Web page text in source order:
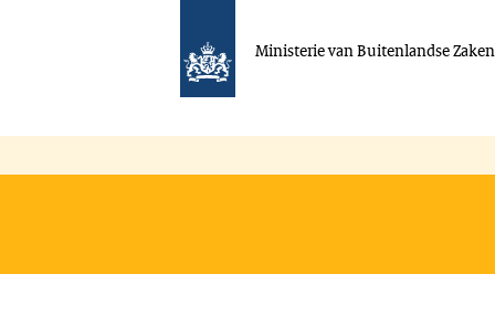
Ministerie van Buitenlandse Zaken